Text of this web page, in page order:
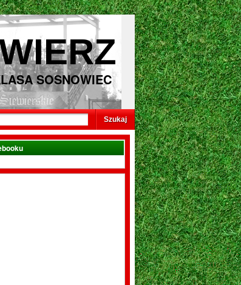
SOSNOWIEC